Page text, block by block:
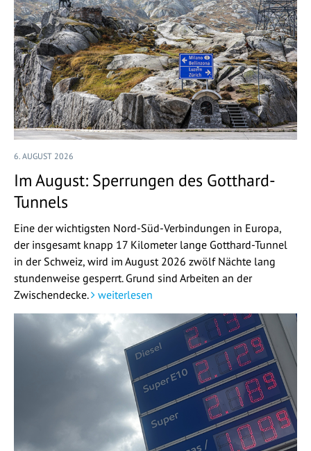
6. AUGUST 2026
Im August: Sperrungen des Gotthard-
Tunnels
Eine der wichtigsten Nord-Süd-Verbindungen in Europa,
der insgesamt knapp 17 Kilometer lange Gotthard-Tunnel
in der Schweiz, wird im August 2026 zwölf Nächte lang
stundenweise gesperrt. Grund sind Arbeiten an der
Zwischendecke.
weiterlesen